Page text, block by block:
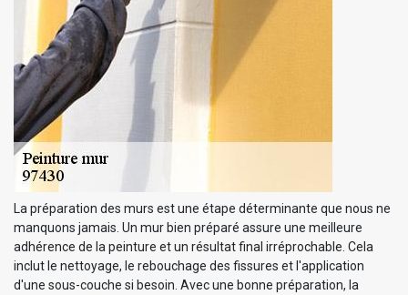
La préparation des murs est une étape déterminante que nous ne
manquons jamais. Un mur bien préparé assure une meilleure
adhérence de la peinture et un résultat final irréprochable. Cela
inclut le nettoyage, le rebouchage des fissures et l'application
d'une sous-couche si besoin. Avec une bonne préparation, la